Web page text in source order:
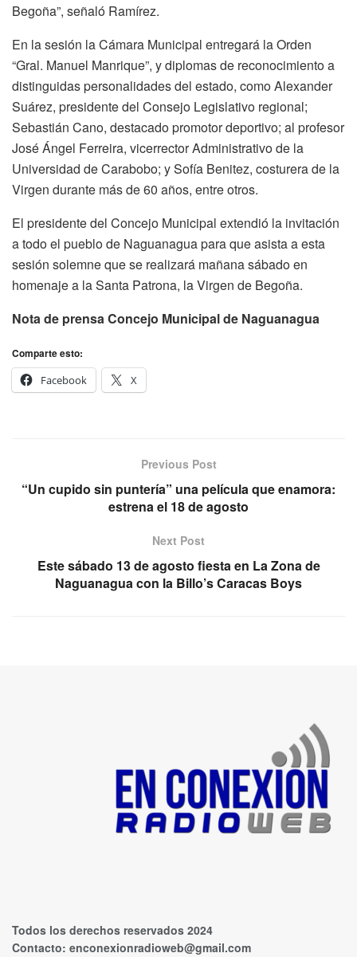
Begoña”, señaló Ramírez.
En la sesión la Cámara Municipal entregará la Orden
“Gral. Manuel Manrique”, y diplomas de reconocimiento a
distinguidas personalidades del estado, como Alexander
Suárez, presidente del Consejo Legislativo regional;
Sebastián Cano, destacado promotor deportivo; al profesor
José Ángel Ferreira, vicerrector Administrativo de la
Universidad de Carabobo; y Sofía Benitez, costurera de la
Virgen durante más de 60 años, entre otros.
El presidente del Concejo Municipal extendió la invitación
a todo el pueblo de Naguanagua para que asista a esta
sesión solemne que se realizará mañana sábado en
homenaje a la Santa Patrona, la Virgen de Begoña.
Nota de prensa Concejo Municipal de Naguanagua
Comparte esto:
Facebook
X
Previous Post
“Un cupido sin puntería” una película que enamora:
estrena el 18 de agosto
Next Post
Este sábado 13 de agosto fiesta en La Zona de
Naguanagua con la Billo’s Caracas Boys
Todos los derechos reservados 2024
Contacto: enconexionradioweb@gmail.com